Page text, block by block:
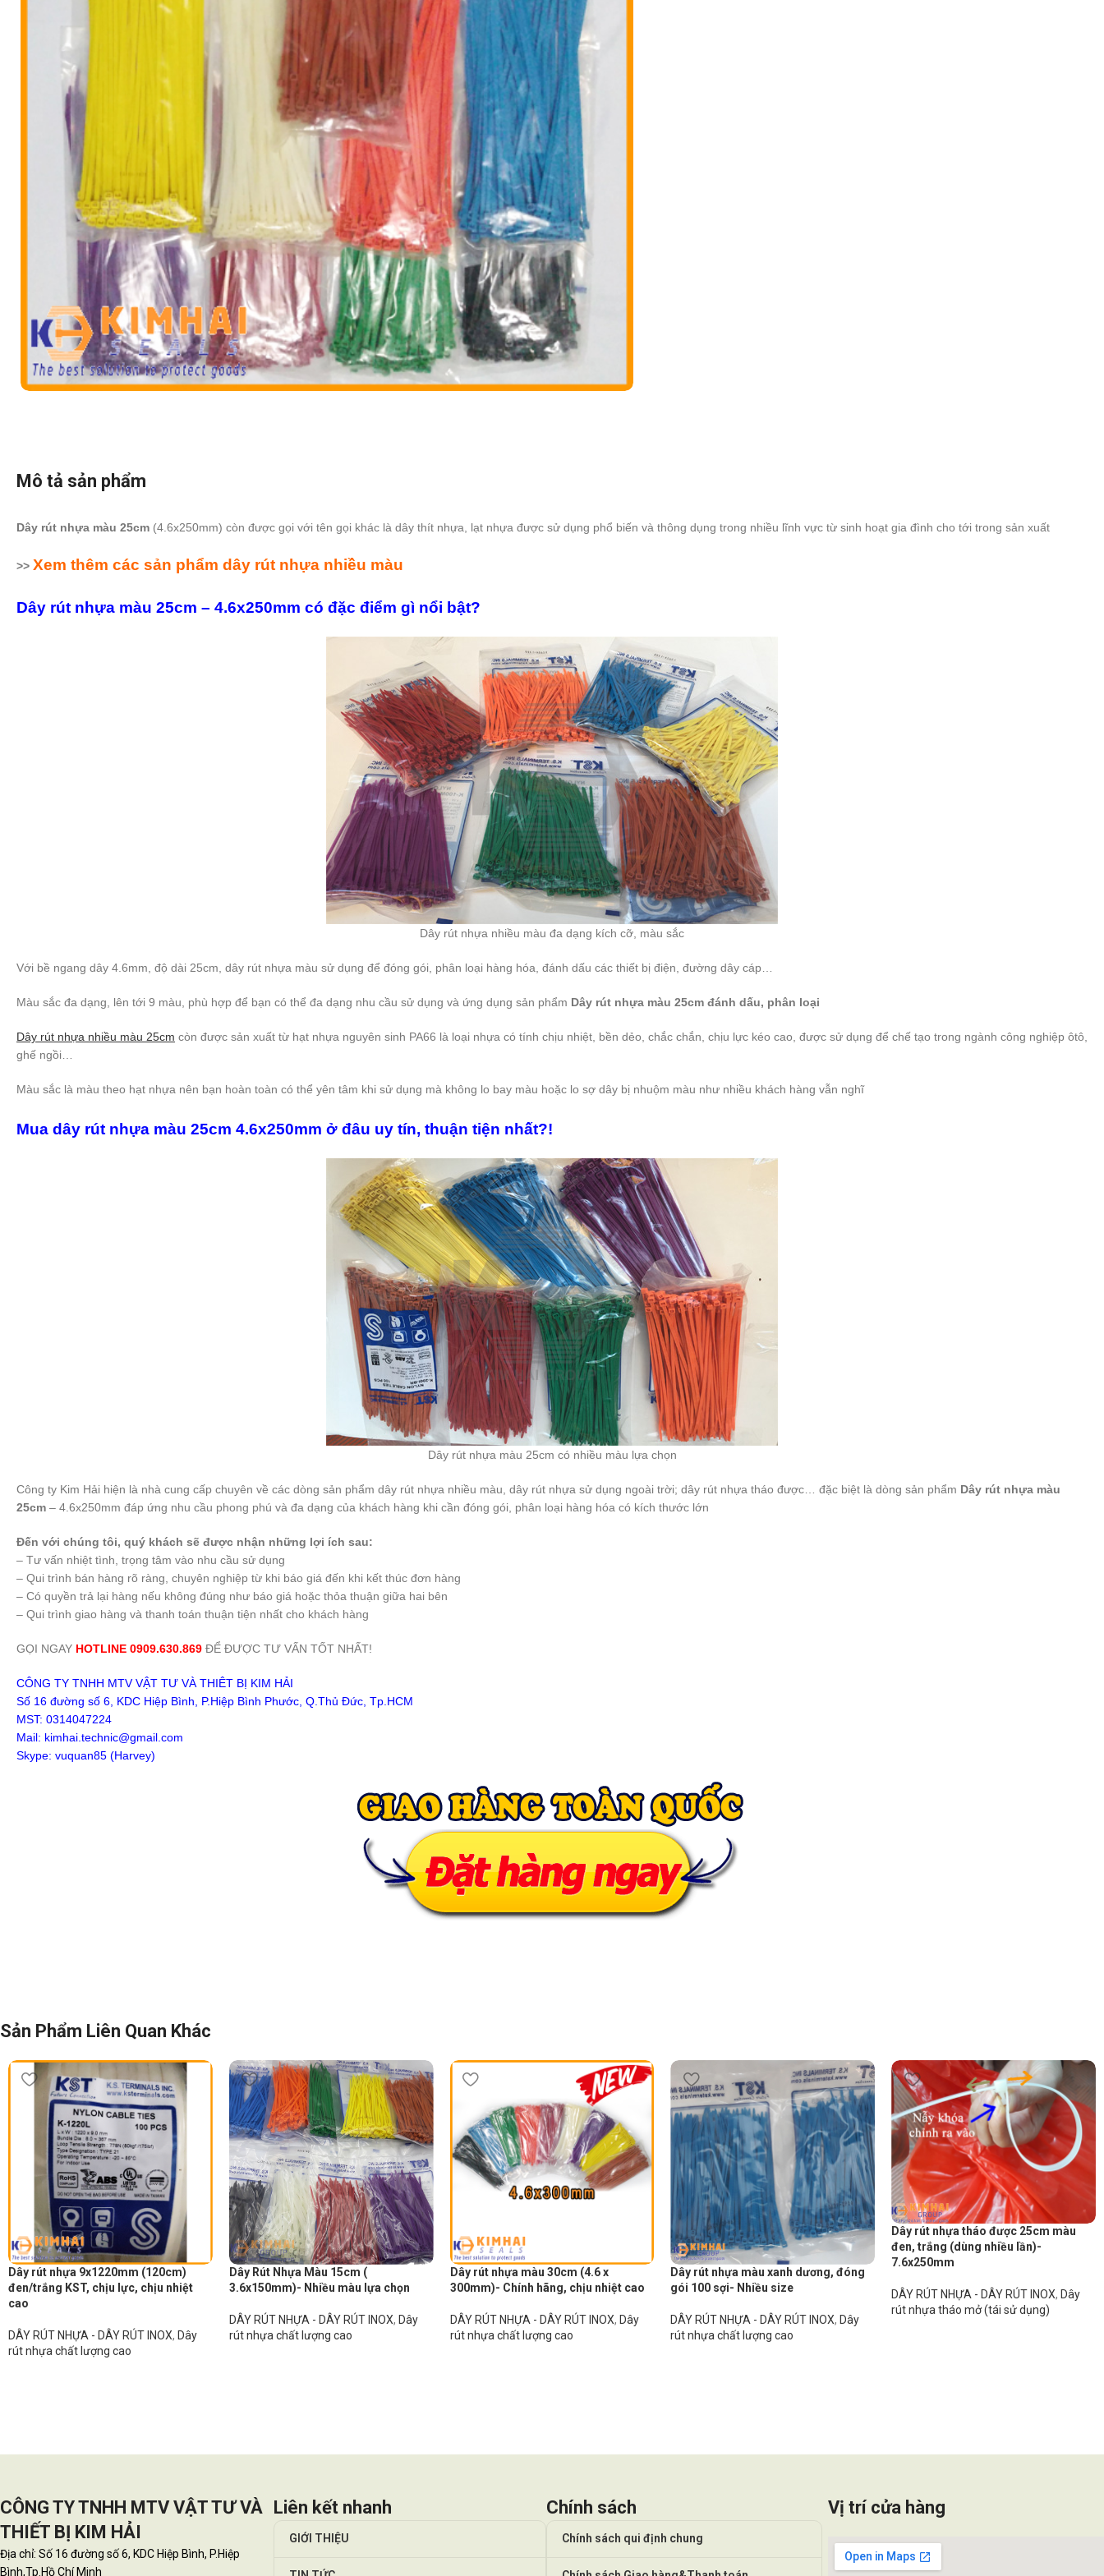
Mô tả sản phẩm
Dây rút nhựa màu 25cm (4.6x250mm) còn được gọi với tên gọi khác là dây thít nhựa, lạt nhựa được sử dụng phổ biến và thông dụng trong nhiều lĩnh vực từ sinh hoạt gia đình cho tới trong sản xuất
>> Xem thêm các sản phẩm dây rút nhựa nhiều màu
Dây rút nhựa màu 25cm – 4.6x250mm có đặc điểm gì nổi bật?
Dây rút nhựa nhiều màu đa dạng kích cỡ, màu sắc
Với bề ngang dây 4.6mm, độ dài 25cm, dây rút nhựa màu sử dụng để đóng gói, phân loại hàng hóa, đánh dấu các thiết bị điện, đường dây cáp…
Màu sắc đa dạng, lên tới 9 màu, phù hợp để bạn có thể đa dạng nhu cầu sử dụng và ứng dụng sản phẩm Dây rút nhựa màu 25cm đánh dấu, phân loại
Dây rút nhựa nhiều màu 25cm còn được sản xuất từ hạt nhựa nguyên sinh PA66 là loại nhựa có tính chịu nhiệt, bền dẻo, chắc chắn, chịu lực kéo cao, được sử dụng để chế tạo trong ngành công nghiệp ôtô,
ghế ngồi…
Màu sắc là màu theo hạt nhựa nên bạn hoàn toàn có thể yên tâm khi sử dụng mà không lo bay màu hoặc lo sợ dây bị nhuộm màu như nhiều khách hàng vẫn nghĩ
Mua dây rút nhựa màu 25cm 4.6x250mm ở đâu uy tín, thuận tiện nhất?!
Dây rút nhựa màu 25cm có nhiều màu lựa chọn
Công ty Kim Hải hiện là nhà cung cấp chuyên về các dòng sản phẩm dây rút nhựa nhiều màu, dây rút nhựa sử dụng ngoài trời; dây rút nhựa tháo được… đặc biệt là dòng sản phẩm Dây rút nhựa màu
25cm – 4.6x250mm đáp ứng nhu cầu phong phú và đa dạng của khách hàng khi cần đóng gói, phân loại hàng hóa có kích thước lớn
Đến với chúng tôi, quý khách sẽ được nhận những lợi ích sau:
– Tư vấn nhiệt tình, trọng tâm vào nhu cầu sử dụng
– Qui trình bán hàng rõ ràng, chuyên nghiệp từ khi báo giá đến khi kết thúc đơn hàng
– Có quyền trả lại hàng nếu không đúng như báo giá hoặc thỏa thuận giữa hai bên
– Qui trình giao hàng và thanh toán thuận tiện nhất cho khách hàng
GỌI NGAY HOTLINE 0909.630.869 ĐỂ ĐƯỢC TƯ VẤN TỐT NHẤT!
CÔNG TY TNHH MTV VẬT TƯ VÀ THIÊT BỊ KIM HẢI
Số 16 đường số 6, KDC Hiệp Bình, P.Hiệp Bình Phước, Q.Thủ Đức, Tp.HCM
MST: 0314047224
Mail: kimhai.technic@gmail.com
Skype: vuquan85 (Harvey)
Sản Phẩm Liên Quan Khác
Dây rút nhựa 9x1220mm (120cm)
đen/trắng KST, chịu lực, chịu nhiệt
cao
DÂY RÚT NHỰA - DÂY RÚT INOX, Dây
rút nhựa chất lượng cao
Dây Rút Nhựa Màu 15cm (
3.6x150mm)- Nhiều màu lựa chọn
DÂY RÚT NHỰA - DÂY RÚT INOX, Dây
rút nhựa chất lượng cao
Dây rút nhựa màu 30cm (4.6 x
300mm)- Chính hãng, chịu nhiệt cao
DÂY RÚT NHỰA - DÂY RÚT INOX, Dây
rút nhựa chất lượng cao
Dây rút nhựa màu xanh dương, đóng
gói 100 sợi- Nhiều size
DÂY RÚT NHỰA - DÂY RÚT INOX, Dây
rút nhựa chất lượng cao
Dây rút nhựa tháo được 25cm màu
đen, trắng (dùng nhiều lần)-
7.6x250mm
DÂY RÚT NHỰA - DÂY RÚT INOX, Dây
rút nhựa tháo mở (tái sử dụng)
CÔNG TY TNHH MTV VẬT TƯ VÀ
THIẾT BỊ KIM HẢI
Địa chỉ: Số 16 đường số 6, KDC Hiệp Bình, P.Hiệp
Bình,Tp.Hồ Chí Minh
Liên kết nhanh
GIỚI THIỆU
Chính sách
Chính sách qui định chung
Vị trí cửa hàng